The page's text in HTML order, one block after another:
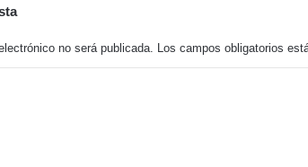
Violencia nocturna e inseguridad sin
no será publicada. Los campos obligatorios